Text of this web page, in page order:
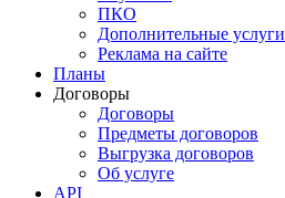
ПКО
Дополнительные услуги
Реклама на сайте
Планы
Договоры
Договоры
Предметы договоров
Выгрузка договоров
Об услуге
API